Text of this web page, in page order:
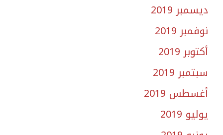
ديسمبر 2019
نوفمبر 2019
أكتوبر 2019
سبتمبر 2019
أغسطس 2019
يوليو 2019